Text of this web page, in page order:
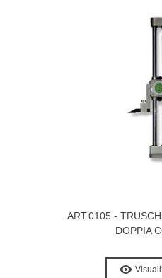
ART.0105 -
DOPPIA